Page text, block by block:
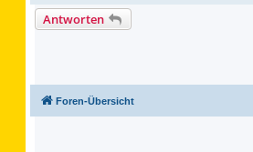
Antworten
Foren-Übersicht